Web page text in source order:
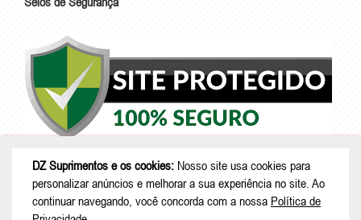
DZ Suprimentos e os cookies: Nosso site usa cookies para
personalizar anúncios e melhorar a sua experiência no site. Ao
continuar navegando, você concorda com a nossa Política de